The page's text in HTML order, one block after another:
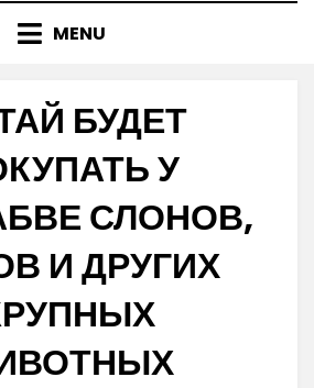
MENU
БУДЕТ
У
СЛОНОВ,
И ДРУГИХ